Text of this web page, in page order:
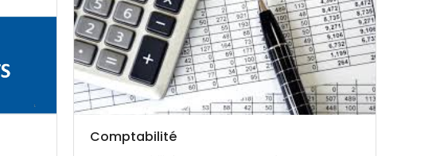
Catégorie de cours
Nom du cours
Comptabilité